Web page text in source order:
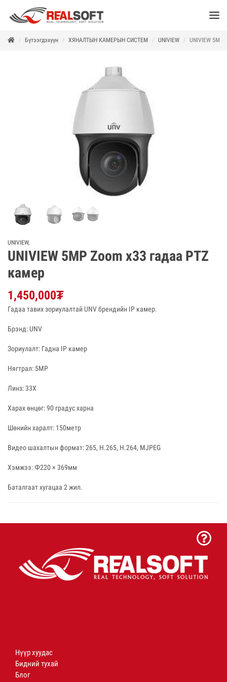
Бүтээгдэхүүн ХЯНАЛТЫН КАМЕРЫН СИСТЕМ UNIVIEW UNIVIEW 5MP
UNIVIEW,
UNIVIEW 5MP Zoom x33 гадаа PTZ
камер
1,450,000₮
Гадаа тавих зориулалтай UNV брендийн IP камер.
Брэнд: UNV
Зориулалт: Гадна IP камер
Нягтрал: 5MP
Линз: 33X
Харах өнцөг: 90 градус харна
Шөнийн харалт: 150метр
Видео шахалтын формат: 265, H.265, H.264, MJPEG
Хэмжээ: Φ220 × 369мм
Баталгаат хугацаа 2 жил.
Нүүр хуудас
Бидний тухай
Блог